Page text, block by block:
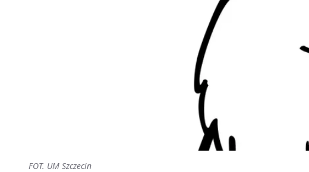
FOT. UM Szczecin